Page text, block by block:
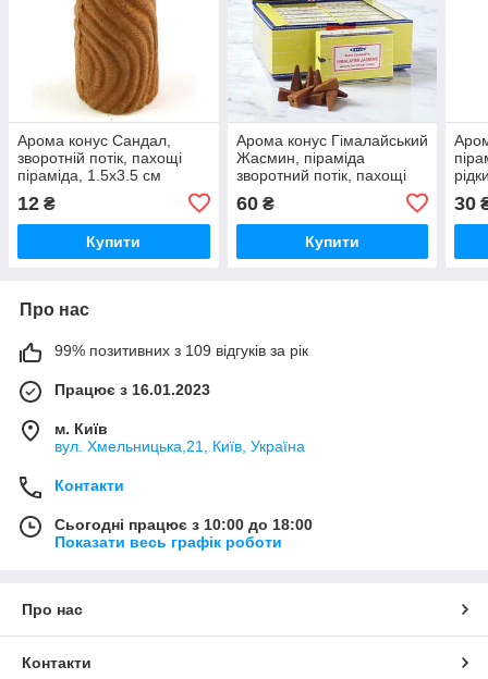
Арома конус Сандал,
зворотній потік, пахощі
піраміда, 1.5х3.5 см
12 ₴
Купити
Арома конус Гімалайський
Жасмин, піраміда
зворотний потік, пахощі
60₴
Купити
30
Про нас
99% позитивних з 109 відгуків за рік
Працює з 16.01.2023
м. Київ
вул. Хмельницька,21, Київ, Україна
Контакти
Сьогодні працює з 10:00 до 18:00
Показати весь графік роботи
Про нас
Контакти